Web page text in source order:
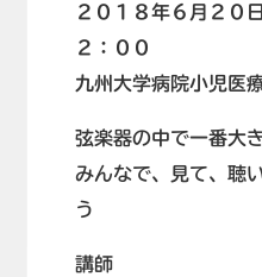
２０１８年６月２０
２：００
九州大学病院小児医
弦楽器の中で一番大
みんなで、見て、聴
う
講師